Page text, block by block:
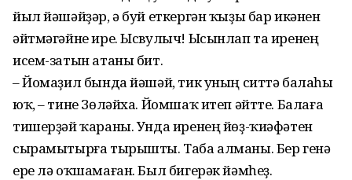
йыл йәшәйҙәр, ә буй еткергән ҡыҙы бар икәнен
әйтмәгәйне ире. Ысвулыч! Ысынлап та иренең
исем-затын атаны бит.
– Йомаҙил бында йәшәй, тик уның ситтә балаһы
юҡ, – тине Зөләйха. Йомшаҡ итеп әйтте. Балаға
тишерҙәй ҡараны. Унда иренең йөҙ-ҡиәфәтен
сырамытырға тырышты. Таба алманы. Бер генә
ере лә оҡшамаған. Был бигерәк йәмһеҙ.